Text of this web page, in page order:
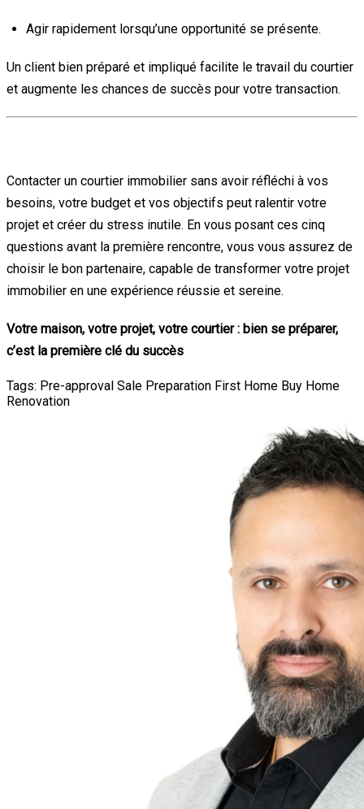
Agir rapidement lorsqu’une opportunité se présente.
Un client bien préparé et impliqué facilite le travail du courtier
et augmente les chances de succès pour votre transaction.
Contacter un courtier immobilier sans avoir réfléchi à vos
besoins, votre budget et vos objectifs peut ralentir votre
projet et créer du stress inutile. En vous posant ces cinq
questions avant la première rencontre, vous vous assurez de
choisir le bon partenaire, capable de transformer votre projet
immobilier en une expérience réussie et sereine.
Votre maison, votre projet, votre courtier : bien se préparer,
c’est la première clé du succès
Tags: Pre-approval Sale Preparation First Home Buy Home
Renovation